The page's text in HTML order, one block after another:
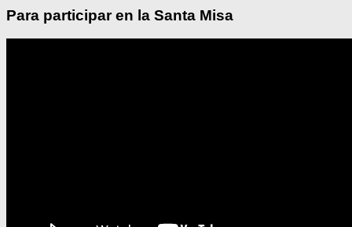
Para participar en la Santa Misa